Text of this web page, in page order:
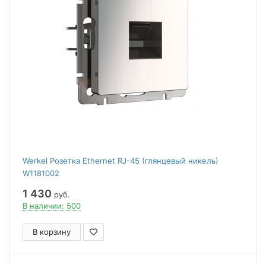
Werkel Розетка Ethernet RJ-45 (глянцевый никель)
W1181002
1 430 руб.
В наличии: 500
В корзину